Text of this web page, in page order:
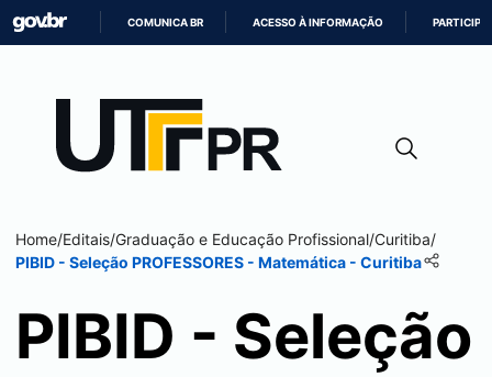
CONTEÚDO
COMUNICA BR ACESSO À INFORMAÇÃO PARTICIPE
Home/Editais/Graduação e Educação Profissional/Curitiba/
PIBID - Seleção PROFESSORES - Matemática - Curitiba
PIBID - Seleção